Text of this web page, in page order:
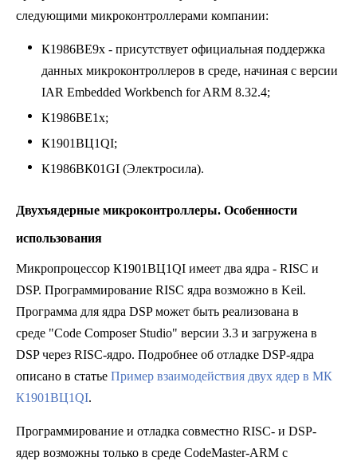
следующими микроконтроллерами компании:
К1986ВЕ9x - присутствует официальная поддержка
данных микроконтроллеров в среде, начиная с версии
IAR Embedded Workbench for ARM 8.32.4;
К1986ВЕ1x;
К1901ВЦ1QI;
К1986ВК01GI (Электросила).
Двухъядерные микроконтроллеры. Особенности
использования
Микропроцессор К1901ВЦ1QI имеет два ядра - RISC и
DSP. Программирование RISC ядра возможно в Keil.
Программа для ядра DSP может быть реализована в
среде "Code Composer Studio" версии 3.3 и загружена в
DSP через RISC-ядро. Подробнее об отладке DSP-ядра
описано в статье Пример взаимодействия двух ядер в МК
К1901ВЦ1QI.
Программирование и отладка совместно RISC- и DSP-
ядер возможны только в среде CodeMaster-ARM с